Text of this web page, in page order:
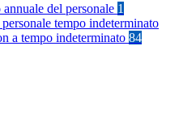
del personale 1
tempo indeterminato
a tempo indeterminato 84